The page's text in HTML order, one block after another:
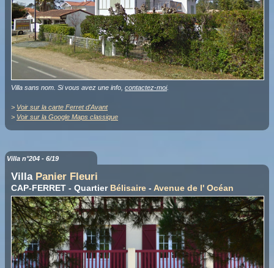
Villa sans nom. Si vous avez une info, contactez-moi.
> Voir sur la carte Ferret d'Avant
> Voir sur la Google Maps classique
Villa n°204 - 6/19
Villa Panier Fleuri
CAP-FERRET - Quartier Bélisaire - Avenue de l' Océan